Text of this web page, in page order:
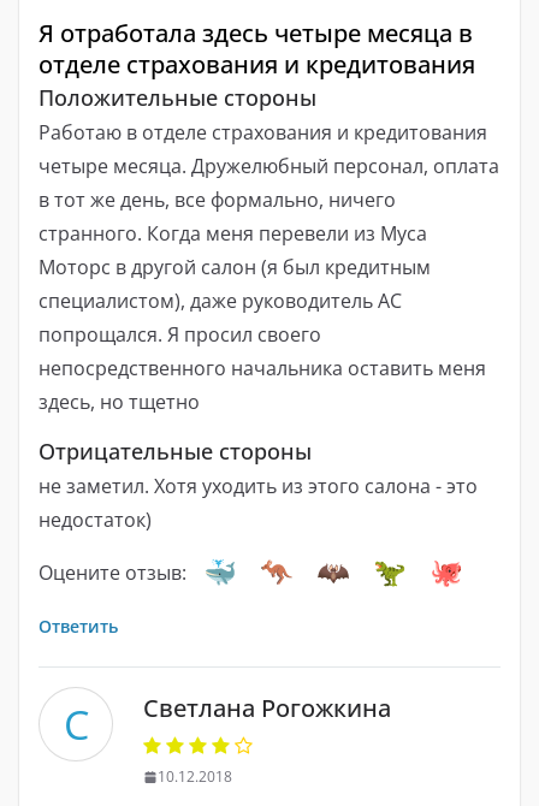
Я отработала здесь четыре месяца в
отделе страхования и кредитования
Положительные стороны
Работаю в отделе страхования и кредитования
четыре месяца. Дружелюбный персонал, оплата
в тот же день, все формально, ничего
странного. Когда меня перевели из Муса
Моторс в другой салон (я был кредитным
специалистом), даже руководитель АС
попрощался. Я просил своего
непосредственного начальника оставить меня
здесь, но тщетно
Отрицательные стороны
не заметил. Хотя уходить из этого салона - это
недостаток)
Оцените отзыв:
Ответить
С Светлана Рогожкина
10.12.2018